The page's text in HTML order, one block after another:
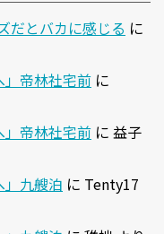
だとバカに感じる に
」帝林社宅前 に
」帝林社宅前 に 益子
」九艘泊 に Tenty17